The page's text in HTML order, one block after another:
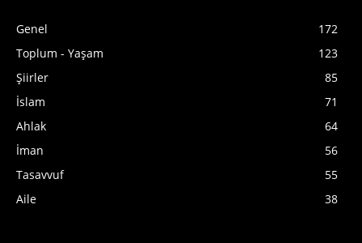
Genel
172
Toplum - Yaşam
123
Şiirler
85
İslam
71
Ahlak
64
İman
56
Tasavvuf
55
Aile
38